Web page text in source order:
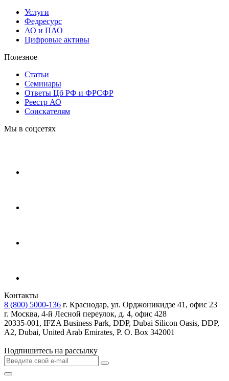
Услуги
Федресурс
АО и ПАО
Цифровые активы
Полезное
Статьи
Cеминары
Ответы Цб РФ и ФРСФР
Реестр АО
Соискателям
Мы в соцсетях
Контакты
8 (800) 5000-136 г. Краснодар, ул. Орджоникидзе 41, офис 23
г. Москва, 4-й Лесной переулок, д. 4, офис 428
20335-001, IFZA Business Park, DDP, Dubai Silicon Oasis, DDP,
A2, Dubai, United Arab Emirates, P. O. Box 342001
Подпишитесь на рассылку